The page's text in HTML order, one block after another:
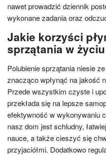
nawet prowadzić dziennik
wykonane zadania oraz
Jakie korzyści
sprzątania w
Polubienie sprzątania niesie
znacząco wpłynąć na jakość
Przede wszystkim czyste i
przekłada się na lepsze
efektywność w wykonywaniu
nasz dom jest schludny,
nauce, a także cieszyć się
przyjaciółmi. Dodatkowo